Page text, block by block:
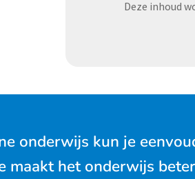
Deze inhoud
onderwijs kun je
maakt het onderwijs